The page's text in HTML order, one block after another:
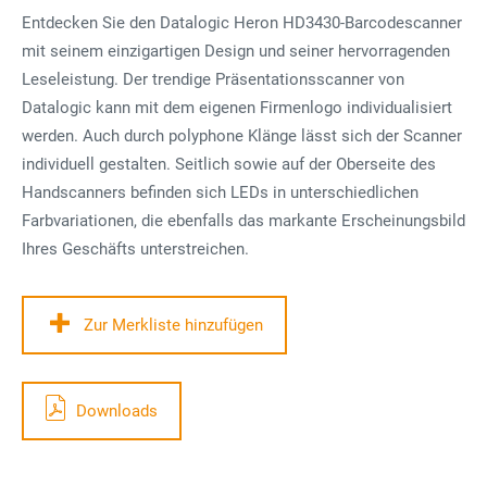
Entdecken Sie den Datalogic Heron HD3430-Barcodescanner
mit seinem einzigartigen Design und seiner hervorragenden
Leseleistung. Der trendige Präsentationsscanner von
Datalogic kann mit dem eigenen Firmenlogo individualisiert
werden. Auch durch polyphone Klänge lässt sich der Scanner
individuell gestalten. Seitlich sowie auf der Oberseite des
Handscanners befinden sich LEDs in unterschiedlichen
Farbvariationen, die ebenfalls das markante Erscheinungsbild
Ihres Geschäfts unterstreichen.
Zur Merkliste hinzufügen
Downloads